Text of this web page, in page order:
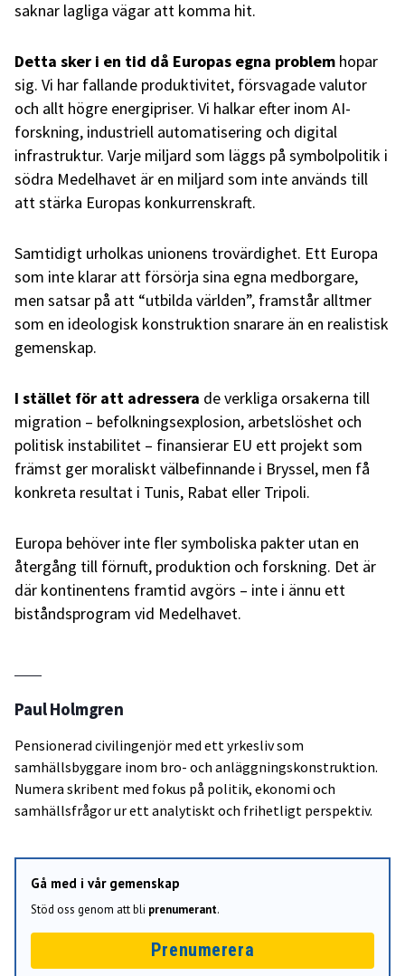
saknar lagliga vägar att komma hit.
Detta sker i en tid då Europas egna problem hopar
sig. Vi har fallande produktivitet, försvagade valutor
och allt högre energipriser. Vi halkar efter inom AI-
forskning, industriell automatisering och digital
infrastruktur. Varje miljard som läggs på symbolpolitik i
södra Medelhavet är en miljard som inte används till
att stärka Europas konkurrenskraft.
Samtidigt urholkas unionens trovärdighet. Ett Europa
som inte klarar att försörja sina egna medborgare,
men satsar på att “utbilda världen”, framstår alltmer
som en ideologisk konstruktion snarare än en realistisk
gemenskap.
I stället för att adressera de verkliga orsakerna till
migration – befolkningsexplosion, arbetslöshet och
politisk instabilitet – finansierar EU ett projekt som
främst ger moraliskt välbefinnande i Bryssel, men få
konkreta resultat i Tunis, Rabat eller Tripoli.
Europa behöver inte fler symboliska pakter utan en
återgång till förnuft, produktion och forskning. Det är
där kontinentens framtid avgörs – inte i ännu ett
biståndsprogram vid Medelhavet.
Paul Holmgren
Pensionerad civilingenjör med ett yrkesliv som
samhällsbyggare inom bro- och anläggningskonstruktion.
Numera skribent med fokus på politik, ekonomi och
samhällsfrågor ur ett analytiskt och frihetligt perspektiv.
Gå med i vår gemenskap
Stöd oss genom att bli prenumerant.
Prenumerera